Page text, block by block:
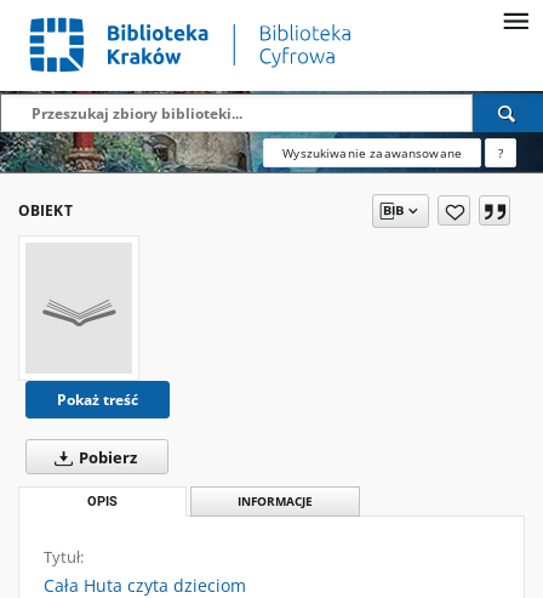
Wyszukiwanie zaawansowane ?
OBIEKT
Pokaż treść
Pobierz
OPIS INFORMACJE
Tytuł:
Cała Huta czyta dzieciom